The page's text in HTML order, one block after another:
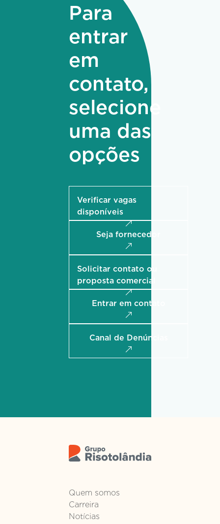
Para
entrar
em
contato,
selecione
uma das
opções
Verificar vagas
disponíveis
Seja fornecedor
Solicitar contato ou
proposta comercial
Entrar em contato
Canal de Denúncias
Quem somos
Carreira
Notícias